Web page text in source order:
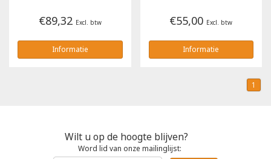
€89,32 Excl. btw
Informatie
€55,00 Excl. btw
Informatie
1
Wilt u op de hoogte blijven?
Word lid van onze mailinglijst: